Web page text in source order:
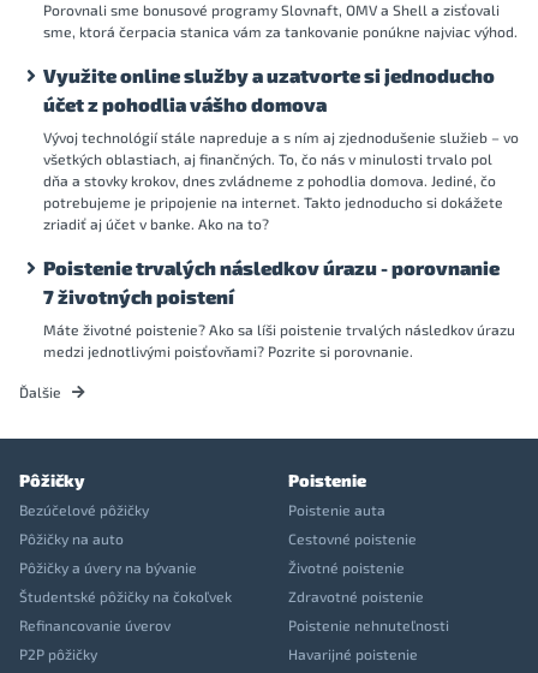
Porovnali sme bonusové programy Slovnaft, OMV a Shell a zisťovali
sme, ktorá čerpacia stanica vám za tankovanie ponúkne najviac výhod.
Využite online služby a uzatvorte si jednoducho
účet z pohodlia vášho domova
Vývoj technológií stále napreduje a s ním aj zjednodušenie služieb – vo
všetkých oblastiach, aj finančných. To, čo nás v minulosti trvalo pol
dňa a stovky krokov, dnes zvládneme z pohodlia domova. Jediné, čo
potrebujeme je pripojenie na internet. Takto jednoducho si dokážete
zriadiť aj účet v banke. Ako na to?
Poistenie trvalých následkov úrazu - porovnanie
7 životných poistení
Máte životné poistenie? Ako sa líši poistenie trvalých následkov úrazu
medzi jednotlivými poisťovňami? Pozrite si porovnanie.
Ďalšie
Pôžičky
Bezúčelové pôžičky
Pôžičky na auto
Pôžičky a úvery na bývanie
Študentské pôžičky na čokoľvek
Refinancovanie úverov
P2P pôžičky
Poistenie
Poistenie auta
Cestovné poistenie
Životné poistenie
Zdravotné poistenie
Poistenie nehnuteľnosti
Havarijné poistenie